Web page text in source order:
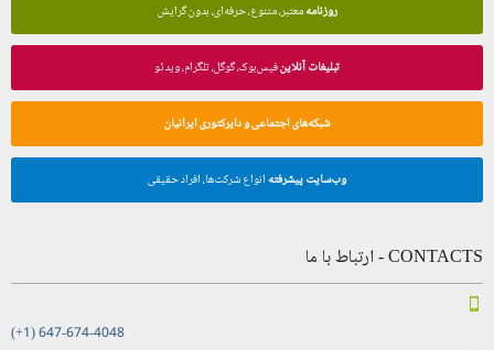
روزنامهمعتبر، متنوع، حرفه‌ای، بدون گرایش
تبلیغات آنلاینفیس‌بوک، گوگل، تلگرام، ویدئو
شبکه‌های اجتماعی و دایرکتوری ایرانیان
وب‌سایت پیشرفته انواع شرکت‌ها، افراد حقیقی
CONTACTS - ارتباط با ما
(+1) 647-674-4048